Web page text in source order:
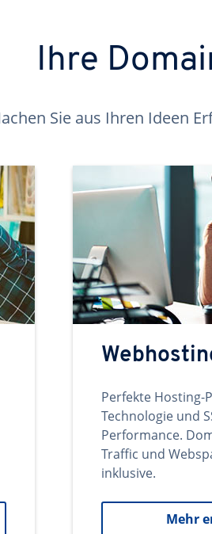
Ihre
Sie aus Ihren Ideen
Perfekte Hosting-
Technologie und
Performance.
Traffic und
inklusive.
Mehr